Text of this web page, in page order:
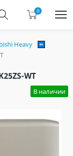
0
Heavy
WT
В наличии